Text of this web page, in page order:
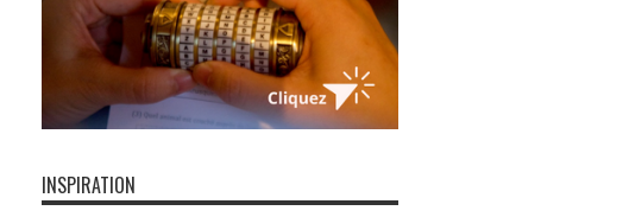
INSPIRATION